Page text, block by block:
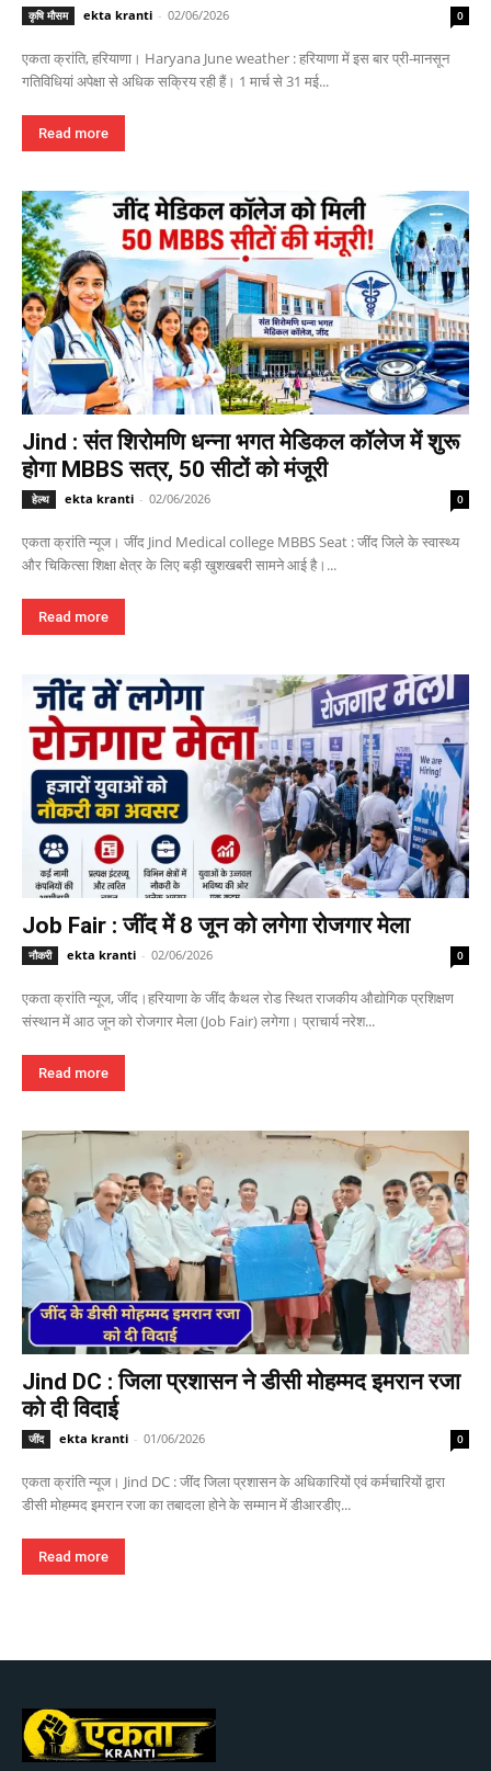
कृषि मौसम ekta kranti - 02/06/2026 0
एकता क्रांति, हरियाणा। Haryana June weather : हरियाणा में इस बार प्री-मानसून
गतिविधियां अपेक्षा से अधिक सक्रिय रही हैं। 1 मार्च से 31 मई...
Read more
Jind : संत शिरोमणि धन्ना भगत मेडिकल कॉलेज में शुरू
होगा MBBS सत्र, 50 सीटों को मंजूरी
हेल्थ ekta kranti - 02/06/2026 0
एकता क्रांति न्यूज। जींद Jind Medical college MBBS Seat : जींद जिले के स्वास्थ्य
और चिकित्सा शिक्षा क्षेत्र के लिए बड़ी खुशखबरी सामने आई है।...
Read more
Job Fair : जींद में 8 जून को लगेगा रोजगार मेला
नौकरी ekta kranti - 02/06/2026 0
एकता क्रांति न्यूज, जींद।हरियाणा के जींद कैथल रोड स्थित राजकीय औद्योगिक प्रशिक्षण
संस्थान में आठ जून को रोजगार मेला (Job Fair) लगेगा। प्राचार्य नरेश...
Read more
Jind DC : जिला प्रशासन ने डीसी मोहम्मद इमरान रजा
को दी विदाई
जींद ekta kranti - 01/06/2026 0
एकता क्रांति न्यूज। Jind DC : जींद जिला प्रशासन के अधिकारियों एवं कर्मचारियों द्वारा
डीसी मोहम्मद इमरान रजा का तबादला होने के सम्मान में डीआरडीए...
Read more